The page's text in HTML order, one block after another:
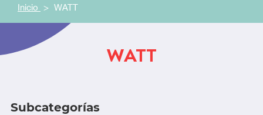
Inicio WATT
WATT
Subcategorías